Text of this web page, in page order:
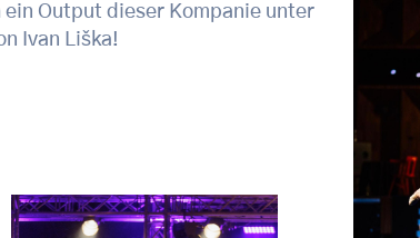
Output dieser Kompanie unter
Ivan Liška!